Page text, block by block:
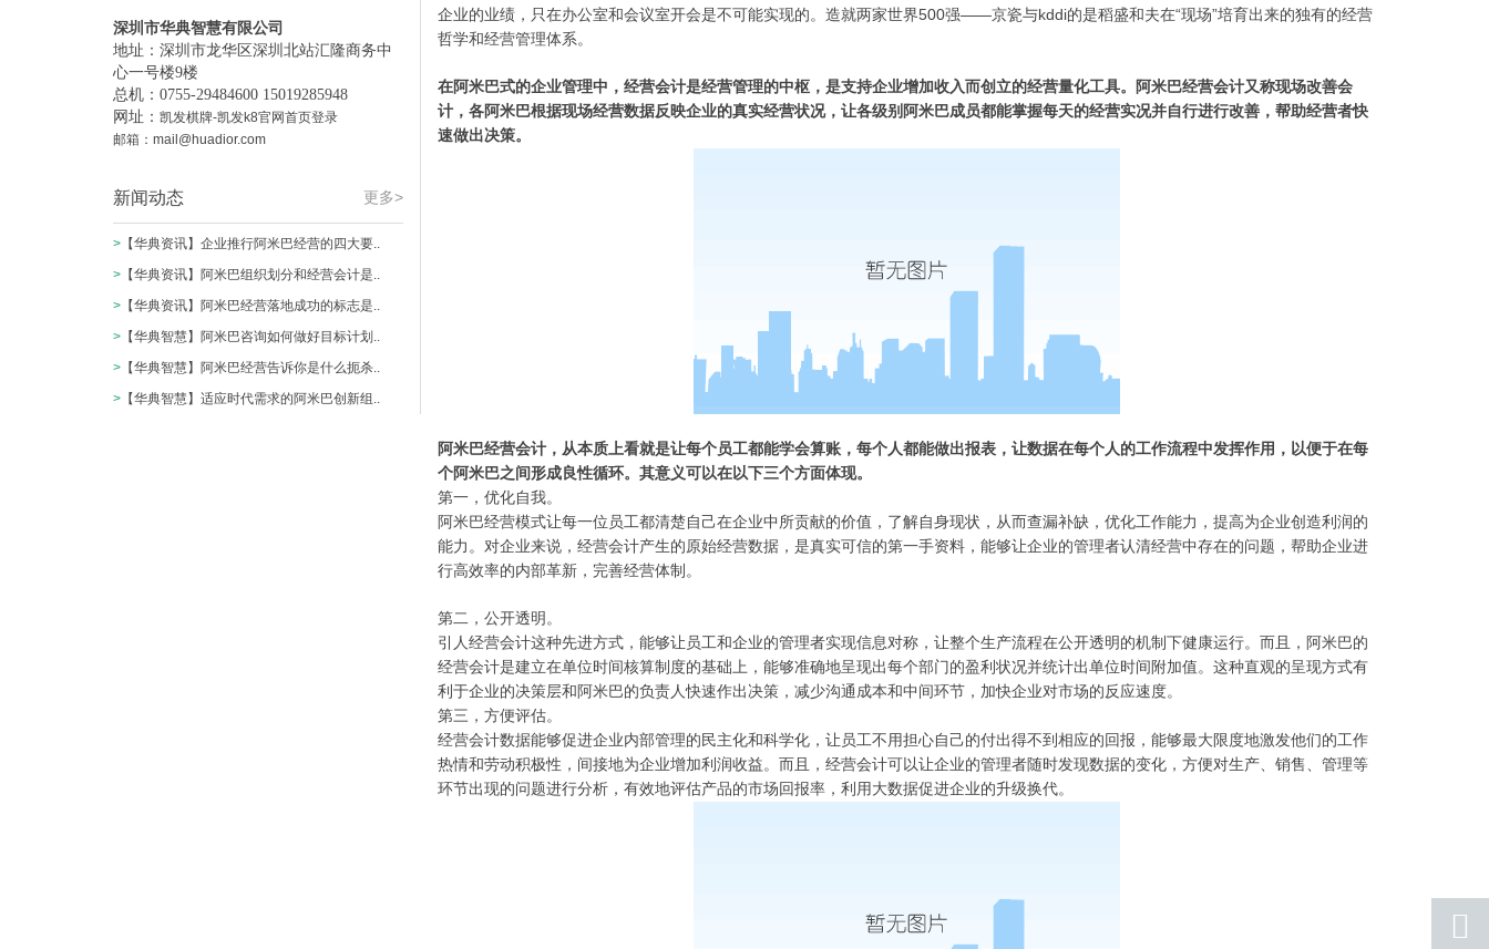
深圳市华典智慧有限公司
地址：深圳市龙华区深圳北站汇隆商务中
心一号楼9楼
总机：0755-29484600 15019285948
网址： 凯发棋牌-凯发k8官网首页登录
邮箱： mail@huadior.com
更多>
新闻动态
> 【华典资讯】企业推行阿米巴经营的四大要..
> 【华典资讯】阿米巴组织划分和经营会计是..
> 【华典资讯】阿米巴经营落地成功的标志是..
> 【华典智慧】阿米巴咨询如何做好目标计划..
> 【华典智慧】阿米巴经营告诉你是什么扼杀..
> 【华典智慧】适应时代需求的阿米巴创新组..
企业的业绩，只在办公室和会议室开会是不可能实现的。造就两家世界500强——京瓷与kddi的是稻盛和夫在“现场”培育出来的独有的经营
哲学和经营管理体系。
在阿米巴式的企业管理中，经营会计是经营管理的中枢，是支持企业增加收入而创立的经营量化工具。阿米巴经营会计又称现场改善会
计，各阿米巴根据现场经营数据反映企业的真实经营状况，让各级别阿米巴成员都能掌握每天的经营实况并自行进行改善，帮助经营者快
速做出决策。
阿米巴经营会计，从本质上看就是让每个员工都能学会算账，每个人都能做出报表，让数据在每个人的工作流程中发挥作用，以便于在每
个阿米巴之间形成良性循环。其意义可以在以下三个方面体现。
第一，优化自我。
阿米巴经营模式让每一位员工都清楚自己在企业中所贡献的价值，了解自身现状，从而查漏补缺，优化工作能力，提高为企业创造利润的
能力。对企业来说，经营会计产生的原始经营数据，是真实可信的第一手资料，能够让企业的管理者认清经营中存在的问题，帮助企业进
行高效率的内部革新，完善经营体制。
第二，公开透明。
引人经营会计这种先进方式，能够让员工和企业的管理者实现信息对称，让整个生产流程在公开透明的机制下健康运行。而且，阿米巴的
经营会计是建立在单位时间核算制度的基础上，能够准确地呈现出每个部门的盈利状况并统计出单位时间附加值。这种直观的呈现方式有
利于企业的决策层和阿米巴的负责人快速作出决策，减少沟通成本和中间环节，加快企业对市场的反应速度。
第三，方便评估。
经营会计数据能够促进企业内部管理的民主化和科学化，让员工不用担心自己的付出得不到相应的回报，能够最大限度地激发他们的工作
热情和劳动积极性，间接地为企业增加利润收益。而且，经营会计可以让企业的管理者随时发现数据的变化，方便对生产、销售、管理等
环节出现的问题进行分析，有效地评估产品的市场回报率，利用大数据促进企业的升级换代。